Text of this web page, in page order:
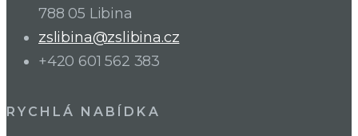
788 05 Libina
zslibina@zslibina.cz
+420 601 562 383
RYCHLÁ NABÍDKA